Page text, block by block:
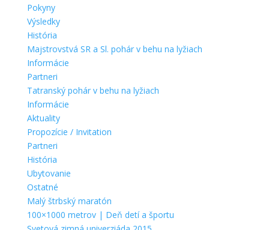
Pokyny
Výsledky
História
Majstrovstvá SR a Sl. pohár v behu na lyžiach
Informácie
Partneri
Tatranský pohár v behu na lyžiach
Informácie
Aktuality
Propozície / Invitation
Partneri
História
Ubytovanie
Ostatné
Malý štrbský maratón
100×1000 metrov | Deň detí a športu